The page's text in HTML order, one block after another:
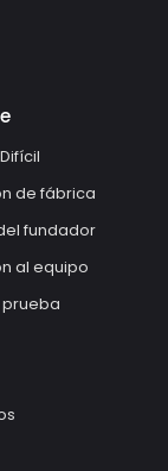
de fábrica
fundador
al equipo